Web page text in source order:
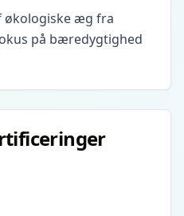
økologiske æg fra
på bæredygtighed